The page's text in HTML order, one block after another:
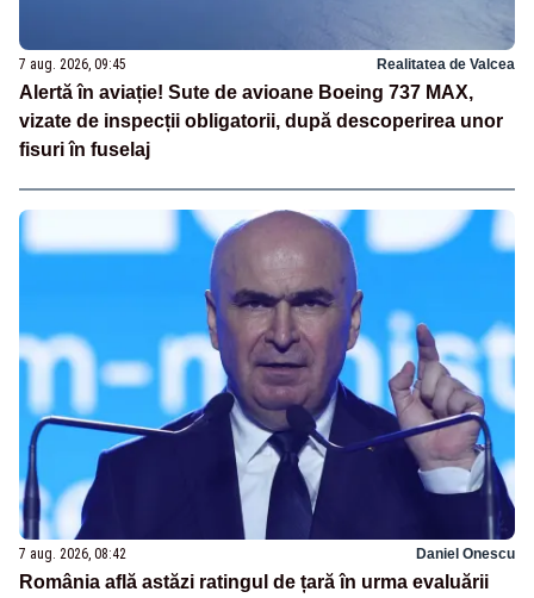
7 aug. 2026, 09:45 Realitatea de Valcea
Alertă în aviație! Sute de avioane Boeing 737 MAX,
vizate de inspecții obligatorii, după descoperirea unor
fisuri în fuselaj
7 aug. 2026, 08:42 Daniel Onescu
România află astăzi ratingul de țară în urma evaluării